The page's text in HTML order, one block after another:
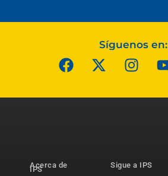
Síguenos en:
Acerca de
IPS
Sigue a IPS